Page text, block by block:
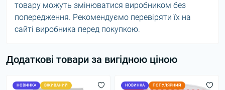
товару можуть змінюватися виробником без
попередження. Рекомендуємо перевіряти їх на
сайті виробника перед покупкою.
Додаткові товари за вигідною ціною
НОВИНКА ВЖИВАНИЙ НОВИНКА
ПОПУЛЯРНИЙ